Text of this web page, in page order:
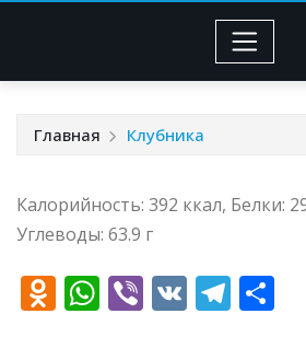
Главная Клубника
Калорийность: 392 ккал, Белки:
Углеводы: 63.9 г
O W Vi V T